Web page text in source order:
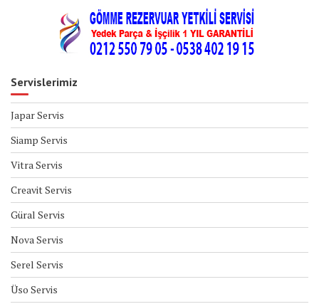
Servislerimiz
Japar Servis
Siamp Servis
Vitra Servis
Creavit Servis
Güral Servis
Nova Servis
Serel Servis
Üso Servis